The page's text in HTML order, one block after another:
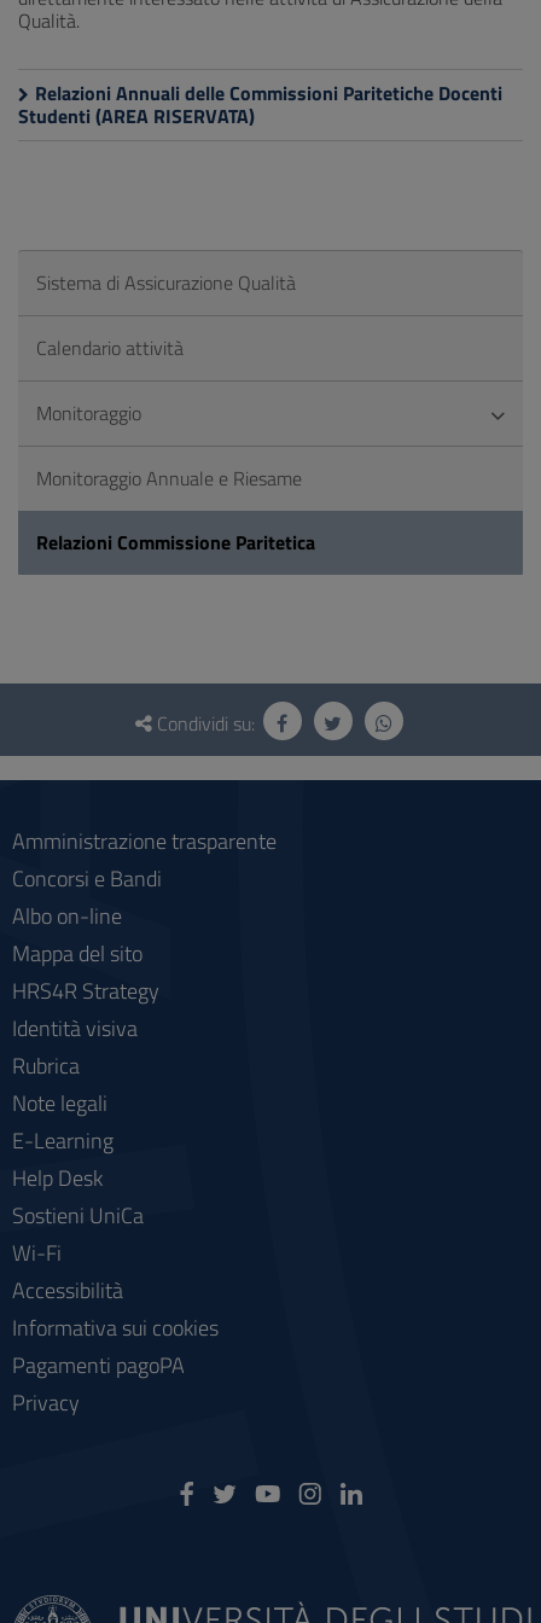
Qualità.
Relazioni Annuali delle Commissioni Paritetiche Docenti
Studenti (AREA RISERVATA)
Sistema di Assicurazione Qualità
Calendario attività
Monitoraggio
Monitoraggio Annuale e Riesame
Relazioni Commissione Paritetica
Questionario
social
Condividi su:
Amministrazione trasparente
Concorsi e Bandi
Albo on-line
Mappa del sito
HRS4R Strategy
Identità visiva
Rubrica
Note legali
E-Learning
Help Desk
Sostieni UniCa
Wi-Fi
Accessibilità
Informativa sui cookies
Pagamenti pagoPA
Privacy